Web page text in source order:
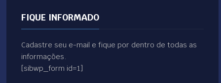
FIQUE INFORMADO
Cadastre seu e-mail e fique por dentro de todas as
informações.
[sibwp_form id=1]